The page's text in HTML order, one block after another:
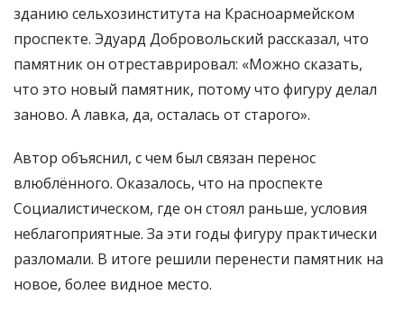
зданию сельхозинститута на Красноармейском
проспекте. Эдуард Добровольский рассказал, что
памятник он отреставрировал: «Можно сказать,
что это новый памятник, потому что фигуру делал
заново. А лавка, да, осталась от старого».
Автор объяснил, с чем был связан перенос
влюблённого. Оказалось, что на проспекте
Социалистическом, где он стоял раньше, условия
неблагоприятные. За эти годы фигуру практически
разломали. В итоге решили перенести памятник на
новое, более видное место.